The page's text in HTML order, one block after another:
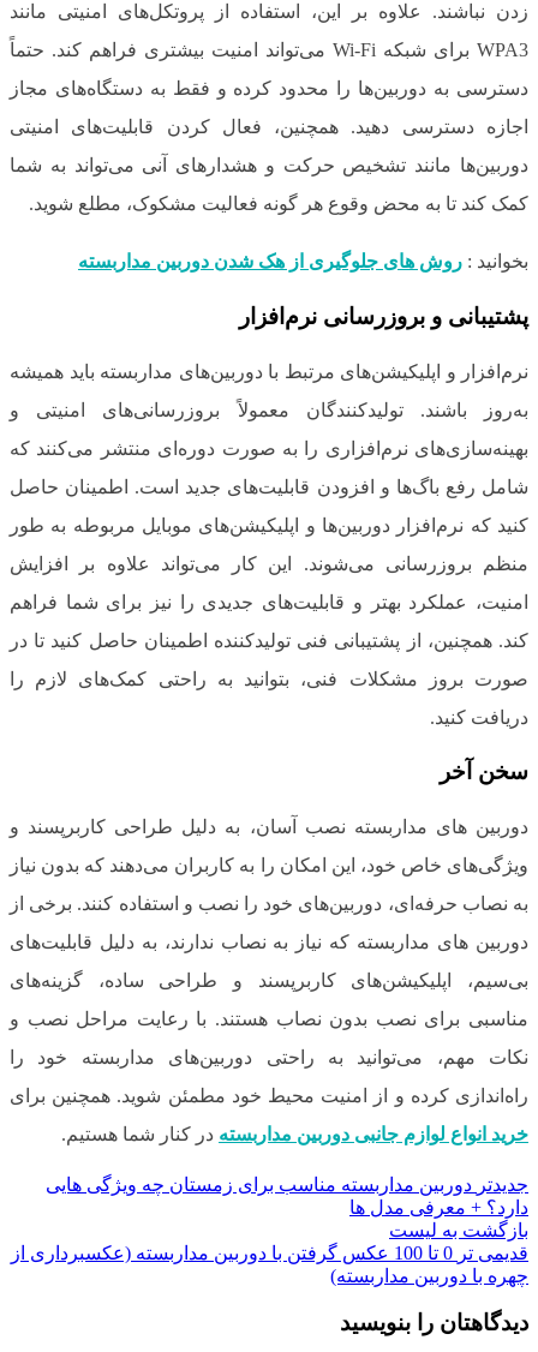
زدن نباشند. علاوه بر این، استفاده از پروتکل‌های امنیتی مانند
WPA3 برای شبکه Wi-Fi می‌تواند امنیت بیشتری فراهم کند. حتماً
دسترسی به دوربین‌ها را محدود کرده و فقط به دستگاه‌های مجاز
اجازه دسترسی دهید. همچنین، فعال کردن قابلیت‌های امنیتی
دوربین‌ها مانند تشخیص حرکت و هشدارهای آنی می‌تواند به شما
کمک کند تا به محض وقوع هر گونه فعالیت مشکوک، مطلع شوید.
بخوانید : روش های جلوگیری از هک شدن دوربین مداربسته
پشتیبانی و بروزرسانی نرم‌افزار
نرم‌افزار و اپلیکیشن‌های مرتبط با دوربین‌های مداربسته باید همیشه
به‌روز باشند. تولیدکنندگان معمولاً بروزرسانی‌های امنیتی و
بهینه‌سازی‌های نرم‌افزاری را به صورت دوره‌ای منتشر می‌کنند که
شامل رفع باگ‌ها و افزودن قابلیت‌های جدید است. اطمینان حاصل
کنید که نرم‌افزار دوربین‌ها و اپلیکیشن‌های موبایل مربوطه به‌ طور
منظم بروزرسانی می‌شوند. این کار می‌تواند علاوه بر افزایش
امنیت، عملکرد بهتر و قابلیت‌های جدیدی را نیز برای شما فراهم
کند. همچنین، از پشتیبانی فنی تولیدکننده اطمینان حاصل کنید تا در
صورت بروز مشکلات فنی، بتوانید به راحتی کمک‌های لازم را
دریافت کنید.
سخن آخر
دوربین های مداربسته نصب آسان، به دلیل طراحی کاربرپسند و
ویژگی‌های خاص خود، این امکان را به کاربران می‌دهند که بدون نیاز
به نصاب حرفه‌ای، دوربین‌های خود را نصب و استفاده کنند. برخی از
دوربین های مداربسته که نیاز به نصاب ندارند، به دلیل قابلیت‌های
بی‌سیم، اپلیکیشن‌های کاربرپسند و طراحی ساده، گزینه‌های
مناسبی برای نصب بدون نصاب هستند. با رعایت مراحل نصب و
نکات مهم، می‌توانید به راحتی دوربین‌های مداربسته خود را
راه‌اندازی کرده و از امنیت محیط خود مطمئن شوید. همچنین برای
خرید انواع لوازم جانبی دوربین مداربسته در کنار شما هستیم.
جدیدتر دوربین مداربسته مناسب برای زمستان چه ویژگی هایی
دارد؟ + معرفی مدل ها
بازگشت به لیست
قدیمی تر
0 تا 100 عکس گرفتن با دوربین مداربسته (عکسبرداری از
چهره با دوربین مداربسته)
دیدگاهتان را بنویسید